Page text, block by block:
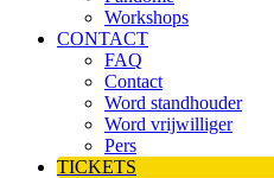
Workshops
CONTACT
FAQ
Contact
Word standhouder
Word vrijwilliger
Pers
TICKETS